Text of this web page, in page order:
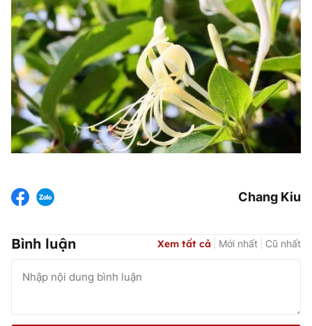
Chang Kiu
Bình luận Xem tất cả Mới nhất Cũ nhất